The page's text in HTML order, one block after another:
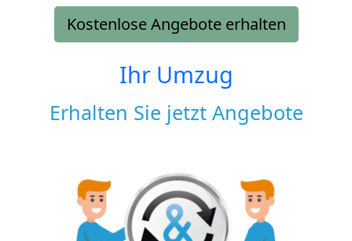
Kostenlose Angebote erhalten
Ihr Umzug
Erhalten Sie jetzt Angebote